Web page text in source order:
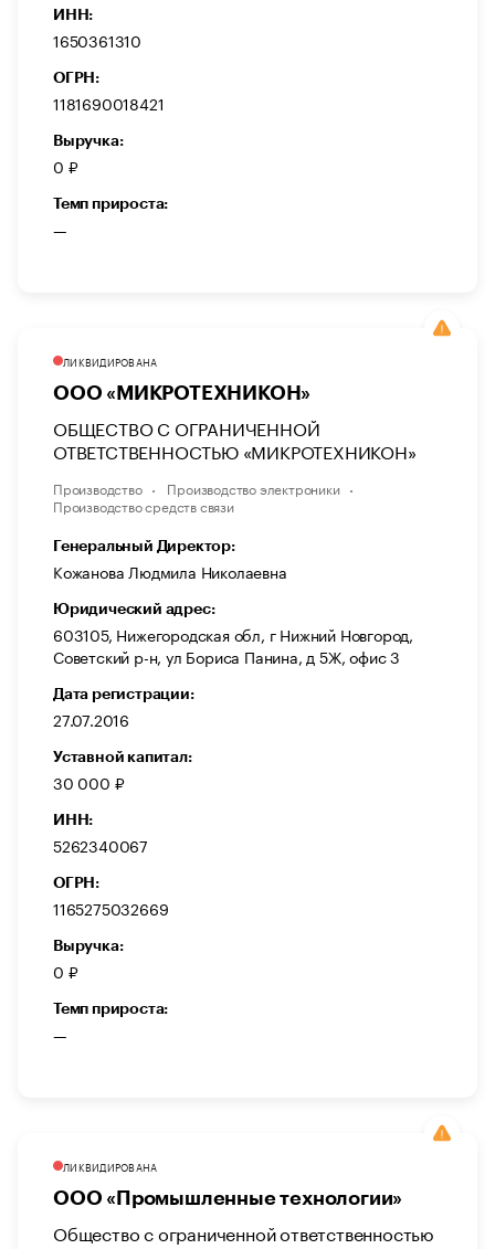
ИНН:
1650361310
ОГРН:
1181690018421
Выручка:
0 ₽
Темп прироста:
—
ЛИКВИДИРОВАНА
ООО «МИКРОТЕХНИКОН»
ОБЩЕСТВО С ОГРАНИЧЕННОЙ
ОТВЕТСТВЕННОСТЬЮ «МИКРОТЕХНИКОН»
Производство
Производство электроники
Производство средств связи
Генеральный Директор:
Кожанова Людмила Николаевна
Юридический адрес:
603105, Нижегородская обл, г Нижний Новгород,
Советский р-н, ул Бориса Панина, д 5Ж, офис 3
Дата регистрации:
27.07.2016
Уставной капитал:
30 000 ₽
ИНН:
5262340067
ОГРН:
1165275032669
Выручка:
0 ₽
Темп прироста:
—
ЛИКВИДИРОВАНА
ООО «Промышленные технологии»
Общество с ограниченной ответственностью